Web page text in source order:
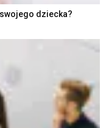
dziecka?